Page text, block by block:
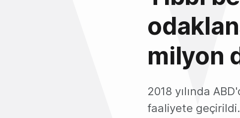
milyon
2018 yılında
faaliyete